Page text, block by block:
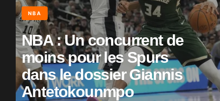
NBA
NBA : Un concurrent de
moins pour les Spurs
dans le dossier Giannis
Antetokounmpo